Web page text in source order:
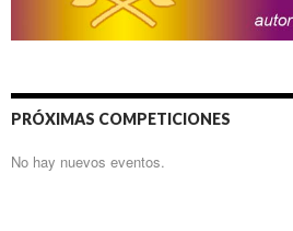
PRÓXIMAS COMPETICIONES
No hay nuevos eventos.